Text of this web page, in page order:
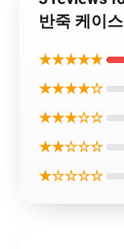
반죽 케이스
★★★★★
★★★★☆
★★★☆☆
★★☆☆☆
★☆☆☆☆